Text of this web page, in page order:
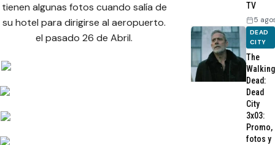
tienen algunas fotos cuando salía de
su hotel para dirigirse al aeropuerto.
el pasado 26 de Abril.
TV
5
DEAD
CITY
The
Walking
Dead:
Dead
City
3x03:
Promo,
fotos y